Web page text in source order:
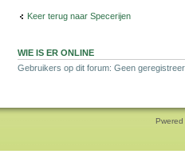
Keer terug naar Specerijen
WIE IS ER ONLINE
Gebruikers op dit forum: Geen